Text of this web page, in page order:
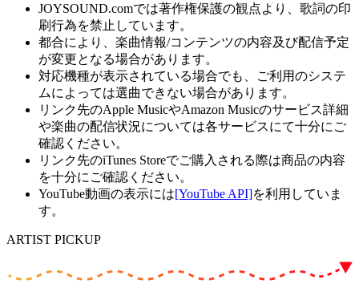
JOYSOUND.comでは著作権保護の観点より、歌詞の印
刷行為を禁止しています。
都合により、楽曲情報/コンテンツの内容及び配信予定
が変更となる場合があります。
対応機種が表示されている場合でも、ご利用のシステ
ムによっては選曲できない場合があります。
リンク先のApple MusicやAmazon Musicのサービス詳細
や楽曲の配信状況については各サービスにて十分にご
確認ください。
リンク先のiTunes Storeでご購入される際は商品の内容
を十分にご確認ください。
YouTube動画の表示には[YouTube API]を利用していま
す。
ARTIST PICKUP